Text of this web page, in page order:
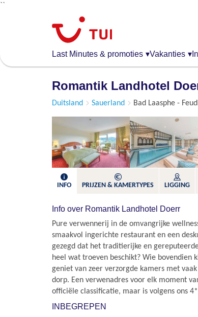
``
algemene
Last Minutes & promoties ▾Vakanties ▾
Romantik Landhotel
Duitsland Sauerland Bad Laasphe -
INFO PRIJZEN & KAMERTYPES LIGGING
Info over Romantik Landhotel Doerr
Pure verwennerij in de omvangrijke
smaakvol ingerichte restaurant en een
gezegd dat het traditierijke en
heel wat troeven beschikt? Wie bovendien
geniet van zeer verzorgde kamers met
dorp. Een verwenadres voor elk moment
officiële classificatie, maar is volgens ons
INBEGREPEN